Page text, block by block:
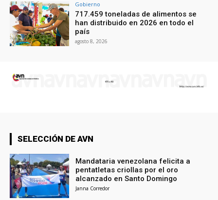
Gobierno
717.459 toneladas de alimentos se
han distribuido en 2026 en todo el
país
agosto 8, 2026
SELECCIÓN DE AVN
Mandataria venezolana felicita a
pentatletas criollas por el oro
alcanzado en Santo Domingo
Janna Corredor